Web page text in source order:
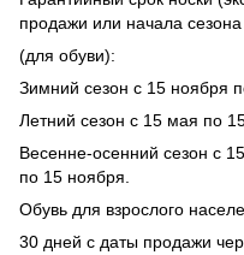
продажи или начала сезона
(для обуви):
Зимний сезон с 15 ноября
Летний сезон с 15 мая по
Весенне-осенний сезон с
по 15 ноября.
Обувь для взрослого
30 дней с даты продажи